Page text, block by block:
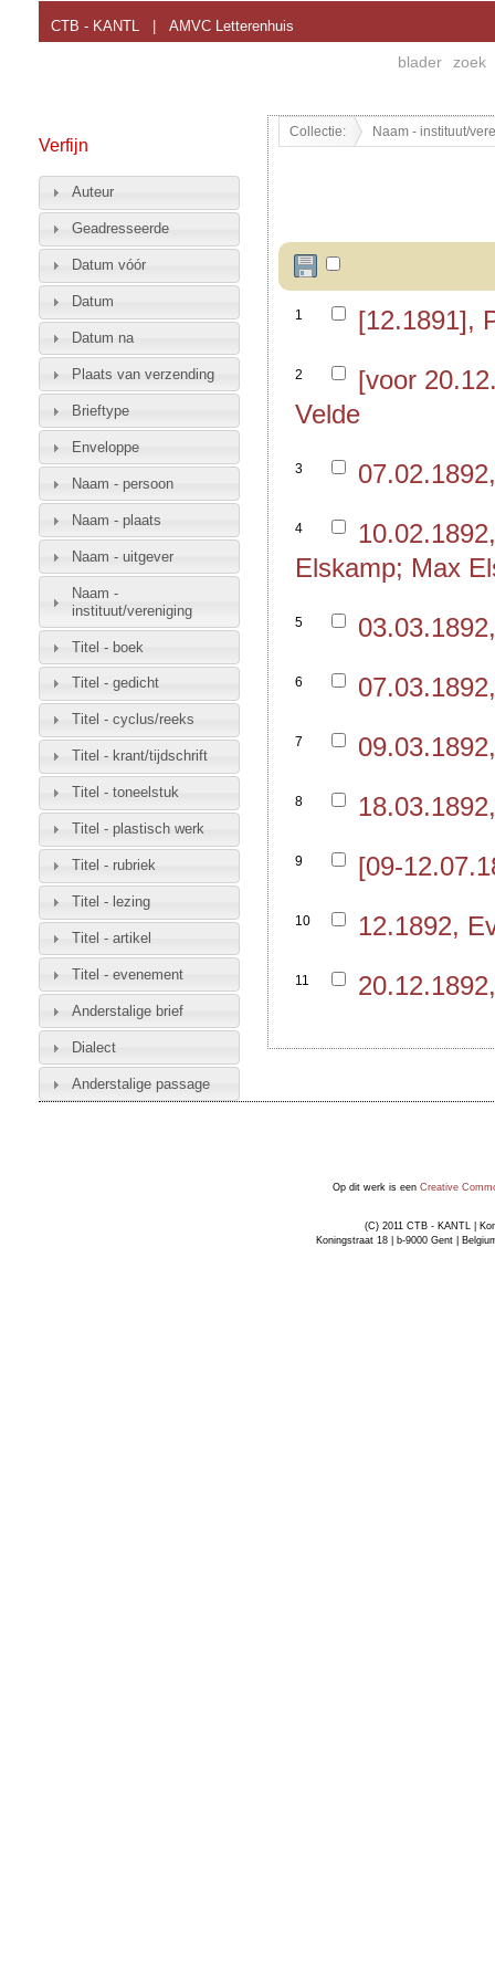
CTB - KANTL AMVC Letterenhuis
blader zoek
Collectie: Naam - instituut/
1 [12.1891],
2
[voor
Velde
3
4
Elskamp; Max
5
6
7
8
9 [09-
10 12.1892,
11
Verfijn
Auteur
Geadresseerde
Datum vóór
Datum
Datum na
Plaats van verzending
Brieftype
Enveloppe
Naam - persoon
Naam - plaats
Naam - uitgever
Naam -
instituut/vereniging
Titel - boek
Titel - gedicht
Titel - cyclus/reeks
Titel - krant/tijdschrift
Titel - toneelstuk
Titel - plastisch werk
Titel - rubriek
Titel - lezing
Titel - artikel
Titel - evenement
Anderstalige brief
Dialect
Anderstalige passage
Op dit werk is een Creative
(C) 2011 CTB - KANTL |
Koningstraat 18 | b-9000 Gent |